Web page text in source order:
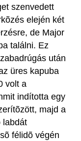
szenvedett
elején két
de Major
találni. Ez
után
üres kapuba
volt a
indította egy
majd a
labdát
félidõ végén